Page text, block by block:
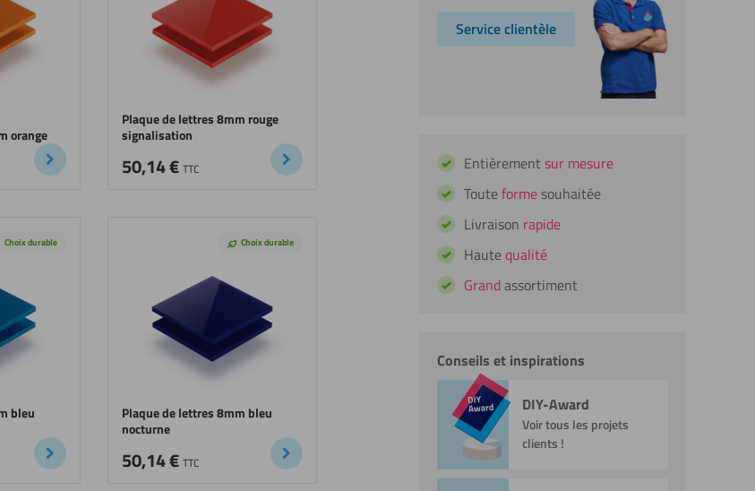
orange
Plaque de lettres 8mm rouge
signalisation
50,14€ TTC
bleu
Choix durable
Plaque de lettres 8mm bleu
nocturne
50,14€ TTC
Choix durable
Service clientèle
Entièrementsur mesure
Touteforme souhaitée
Livraison rapide
Haute qualité
Grandassortiment
Conseils et inspirations
DIY-Award
Voir tous les projets
clients !